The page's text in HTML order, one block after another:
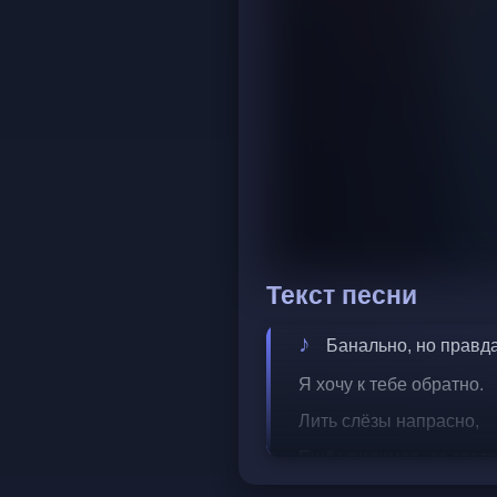
Текст песни
Банально, но
Я хочу к тебе обратно.
Лить слёзы напрасно,